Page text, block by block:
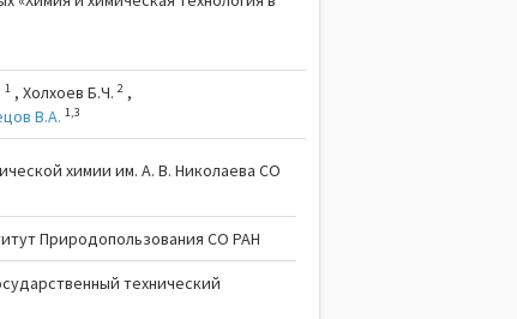
1 ,Холхоев Б.Ч.2 ,
В.А. 1,3
химии им. А. В. Николаева СО
Природопользования СО РАН
технический